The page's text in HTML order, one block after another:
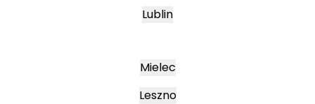
Lublin
Mielec
Leszno